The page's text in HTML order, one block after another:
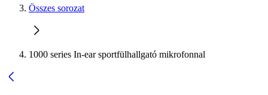
Összes sorozat
1000 series In-ear sportfülhallgató mikrofonnal